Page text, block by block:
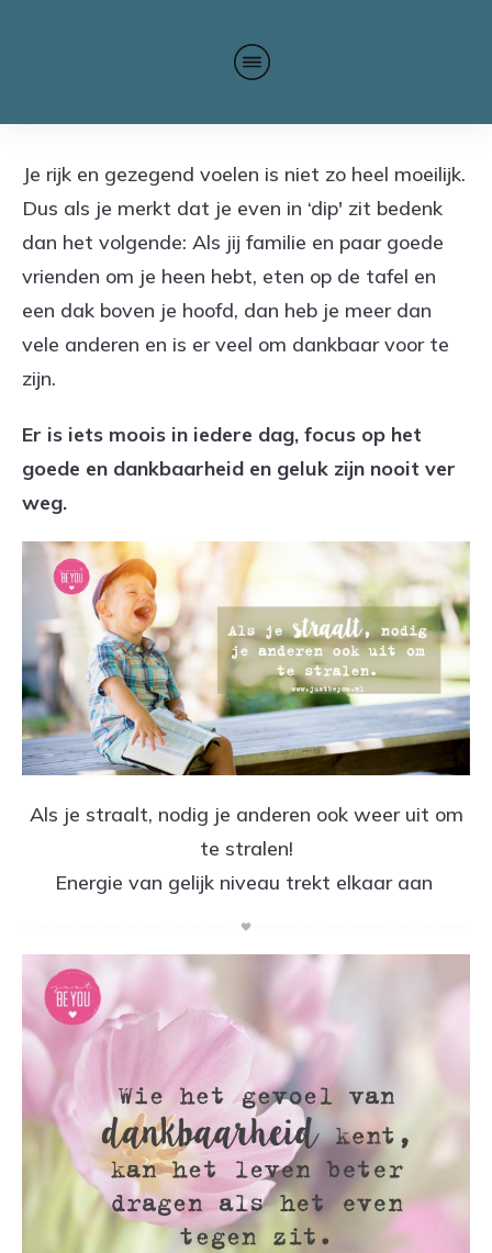
Je rijk en gezegend voelen is niet zo heel moeilijk.
Dus als je merkt dat je even in ‘dip' zit bedenk
dan het volgende: Als jij familie en paar goede
vrienden om je heen hebt, eten op de tafel en
een dak boven je hoofd, dan heb je meer dan
vele anderen en is er veel om dankbaar voor te
zijn.
Er is iets moois in iedere dag, focus op het
goede en dankbaarheid en geluk zijn nooit ver
weg.
Als je straalt, nodig je anderen ook weer uit om
te stralen!
Energie van gelijk niveau trekt elkaar aan